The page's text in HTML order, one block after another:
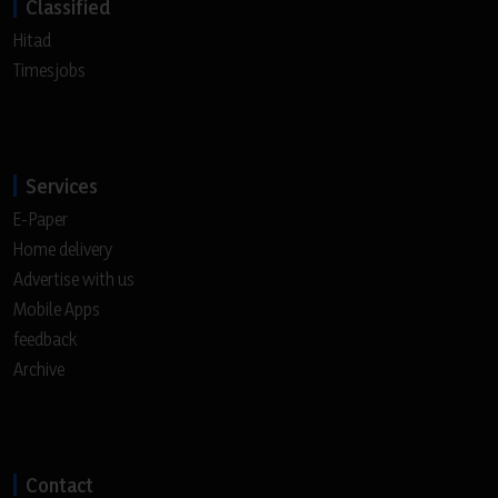
Classified
Hitad
Timesjobs
Services
E-Paper
Home delivery
Advertise with us
Mobile Apps
feedback
Archive
Contact